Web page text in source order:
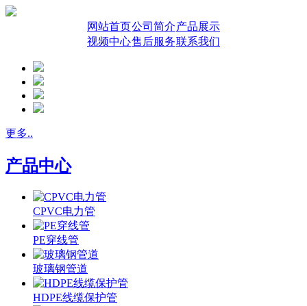
网站首页公司简介产品展示
视频中心售后服务联系我们
更多..
产品中心
CPVC电力管
PE穿线管
玻璃钢管道
HDPE线缆保护管